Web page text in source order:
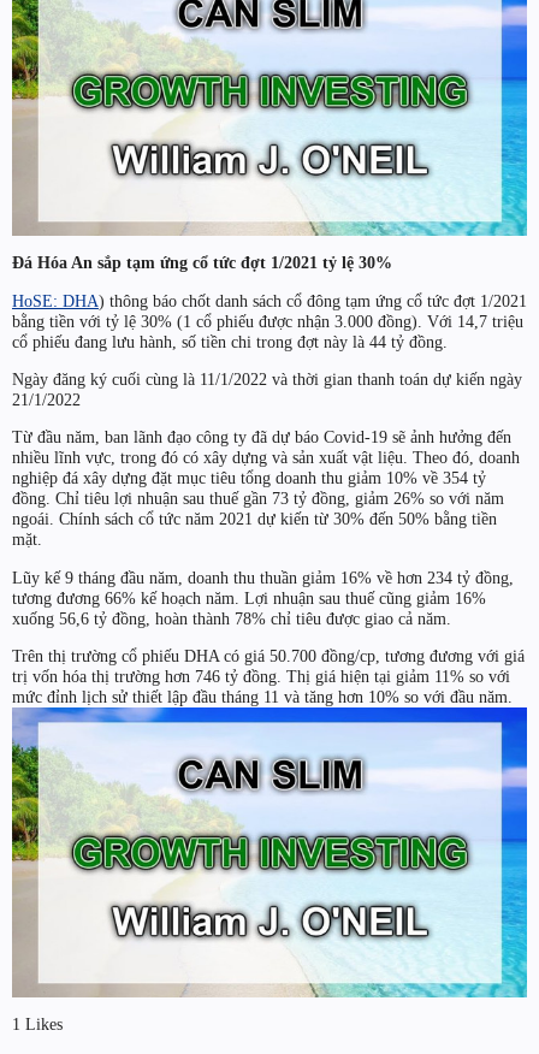
Đá Hóa An sắp tạm ứng cổ tức đợt 1/2021 tỷ lệ 30%
HoSE: DHA) thông báo chốt danh sách cổ đông tạm ứng cổ tức đợt 1/2021
bằng tiền với tỷ lệ 30% (1 cổ phiếu được nhận 3.000 đồng). Với 14,7 triệu
cổ phiếu đang lưu hành, số tiền chi trong đợt này là 44 tỷ đồng.
Ngày đăng ký cuối cùng là 11/1/2022 và thời gian thanh toán dự kiến ngày
21/1/2022
Từ đầu năm, ban lãnh đạo công ty đã dự báo Covid-19 sẽ ảnh hưởng đến
nhiều lĩnh vực, trong đó có xây dựng và sản xuất vật liệu. Theo đó, doanh
nghiệp đá xây dựng đặt mục tiêu tổng doanh thu giảm 10% về 354 tỷ
đồng. Chỉ tiêu lợi nhuận sau thuế gần 73 tỷ đồng, giảm 26% so với năm
ngoái. Chính sách cổ tức năm 2021 dự kiến từ 30% đến 50% bằng tiền
mặt.
Lũy kế 9 tháng đầu năm, doanh thu thuần giảm 16% về hơn 234 tỷ đồng,
tương đương 66% kế hoạch năm. Lợi nhuận sau thuế cũng giảm 16%
xuống 56,6 tỷ đồng, hoàn thành 78% chỉ tiêu được giao cả năm.
Trên thị trường cổ phiếu DHA có giá 50.700 đồng/cp, tương đương với giá
trị vốn hóa thị trường hơn 746 tỷ đồng. Thị giá hiện tại giảm 11% so với
mức đỉnh lịch sử thiết lập đầu tháng 11 và tăng hơn 10% so với đầu năm.
1 Likes